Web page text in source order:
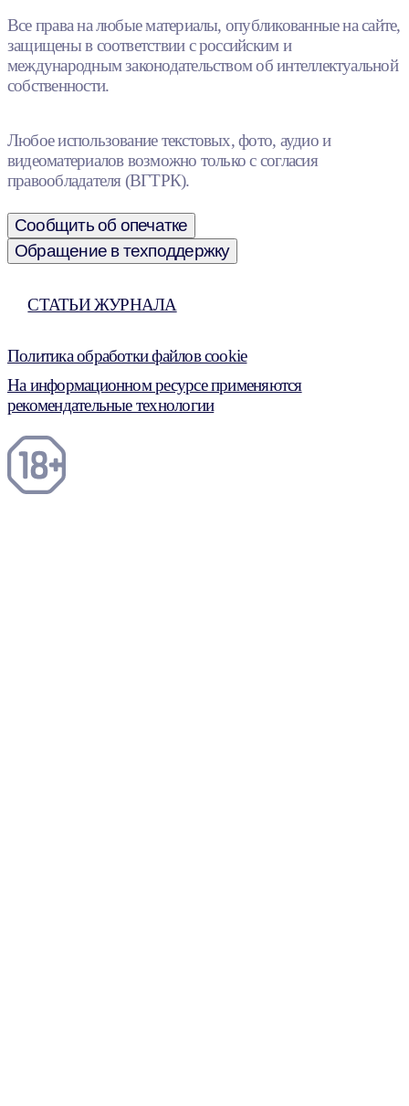
Все права на любые материалы, опубликованные на сайте,
защищены в соответствии с российским и
международным законодательством об интеллектуальной
собственности.
Любое использование текстовых, фото, аудио и
видеоматериалов возможно только с согласия
правообладателя (ВГТРК).
Сообщить об опечатке
Обращение в техподдержку
СТАТЬИ ЖУРНАЛА
Политика обработки файлов cookie
На информационном ресурсе применяются
рекомендательные технологии